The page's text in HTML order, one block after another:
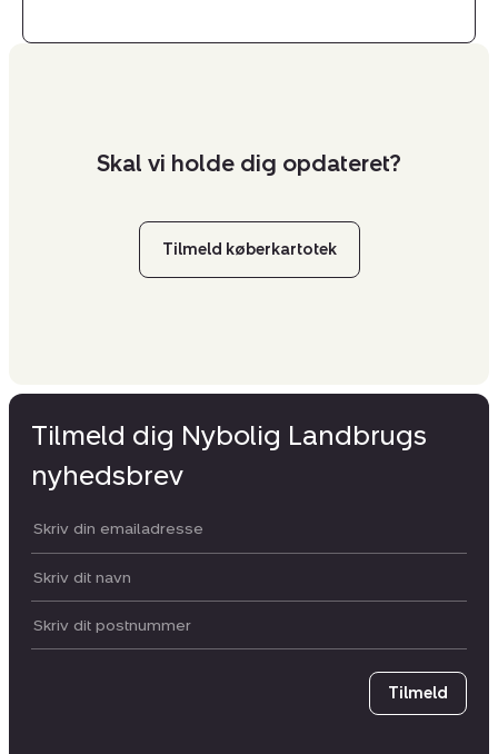
Skal vi holde dig opdateret?
Tilmeld køberkartotek
Tilmeld dig Nybolig Landbrugs
nyhedsbrev
Din email:
Dit navn:
Postnummer
Tilmeld